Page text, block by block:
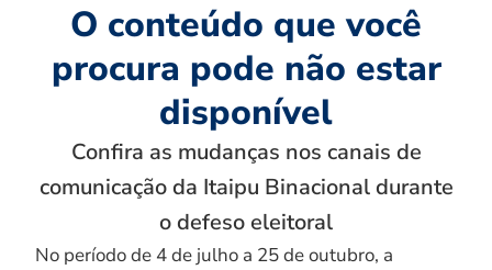
O conteúdo que você
procura pode não estar
disponível
Confira as mudanças nos canais de
comunicação da Itaipu Binacional durante
o defeso eleitoral
No período de 4 de julho a 25 de outubro, a